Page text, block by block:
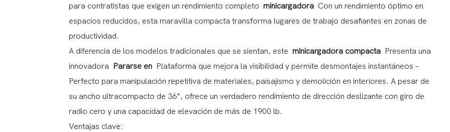
para contratistas que exigen un rendimiento completo minicargadora Con un rendimiento óptimo en
espacios reducidos, esta maravilla compacta transforma lugares de trabajo desafiantes en zonas de
productividad.
A diferencia de los modelos tradicionales que se sientan, este minicargadora compacta
Presenta una
innovadora
Pararse en
Plataforma que mejora la visibilidad y permite desmontajes instantáneos –
Perfecto para manipulación repetitiva de materiales, paisajismo y demolición en interiores. A pesar de
su ancho ultracompacto de 36", ofrece un verdadero rendimiento de dirección deslizante con giro de
radio cero y una capacidad de elevación de más de 1900 lb.
Ventajas clave: